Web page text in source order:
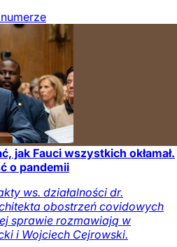
jak Fauci wszystkich okłamał.
o pandemii
ws. działalności dr.
obostrzeń covidowych
sprawie rozmawiają w
i Wojciech Cejrowski.